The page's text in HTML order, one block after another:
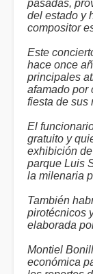
pasadas,
del estado y
compositor
Este
hace once
principales
afamado por
fiesta de sus
El
gratuito y
exhibición
parque Luis
la milenaria
También
pirotécnicos
elaborada
Montiel
económica